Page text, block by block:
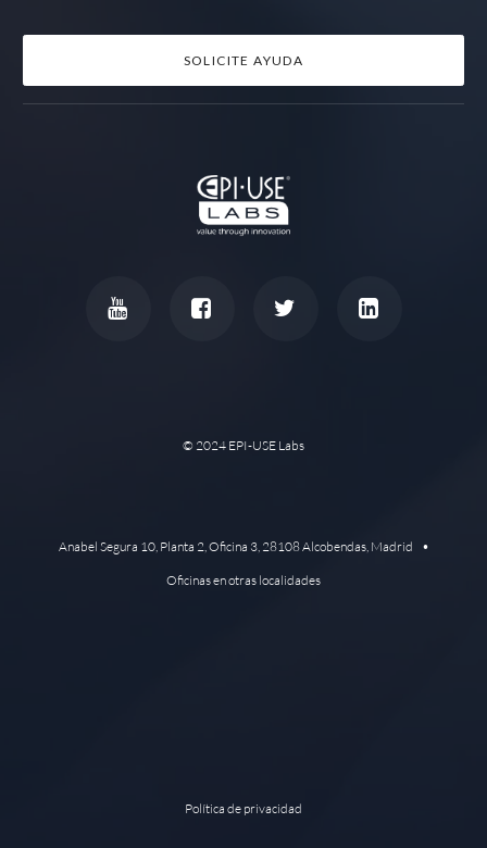
SOLICITE AYUDA
© 2024 EPI-USE Labs
Anabel Segura 10, Planta 2, Oficina 3, 28108 Alcobendas, Madrid •
Oficinas en otras localidades
Política de privacidad